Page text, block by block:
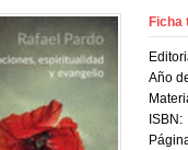
Ficha
Año
ISBN: